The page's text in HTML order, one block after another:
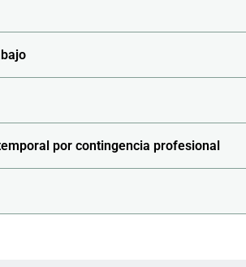
por contingencia profesional